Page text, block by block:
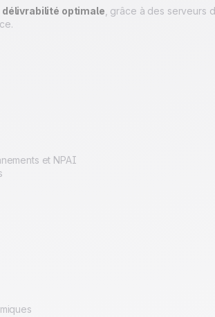
délivrabilité optimale , grâce à des serveurs
et NPAI